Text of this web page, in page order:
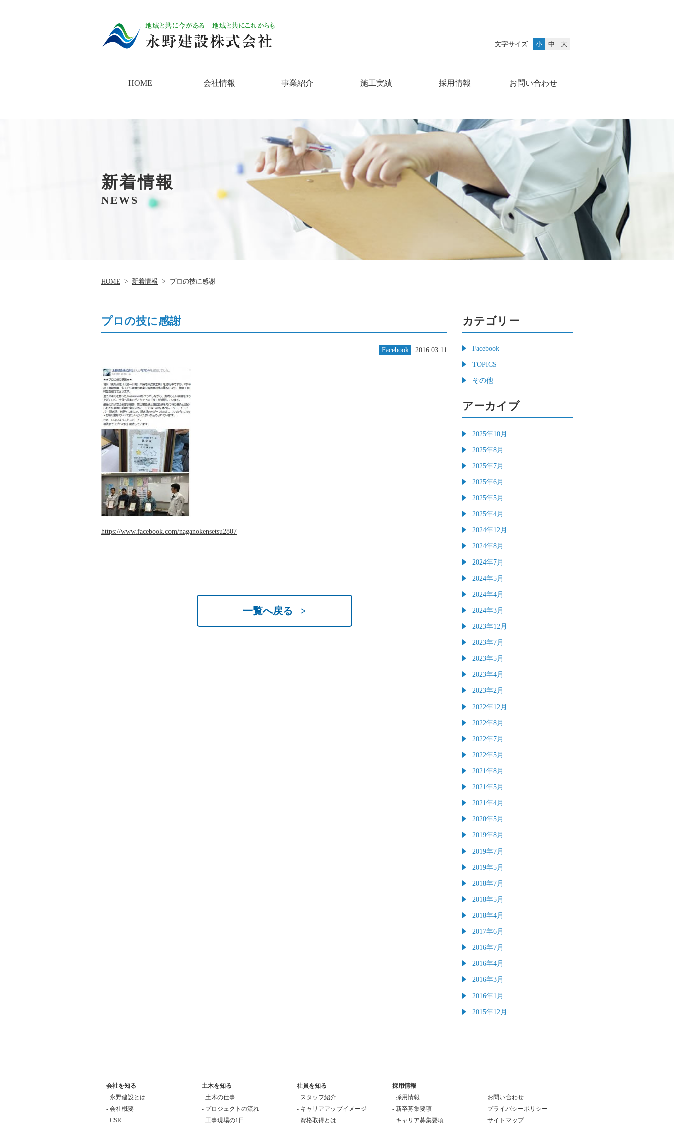
文字サイズ 小 中 大
HOME 会社情報 事業紹介 施工実績 採用情報 お問い合わせ
新着情報
NEWS
HOME > 新着情報 > プロの技に感謝
プロの技に感謝
Facebook 2016.03.11
https://www.facebook.com/naganokensetsu2807
一覧へ戻る >
カテゴリー
Facebook
TOPICS
その他
アーカイブ
2025年10月
2025年8月
2025年7月
2025年6月
2025年5月
2025年4月
2024年12月
2024年8月
2024年7月
2024年5月
2024年4月
2024年3月
2023年12月
2023年7月
2023年5月
2023年4月
2023年2月
2022年12月
2022年8月
2022年7月
2022年5月
2021年8月
2021年5月
2021年4月
2020年5月
2019年8月
2019年7月
2019年5月
2018年7月
2018年5月
2018年4月
2017年6月
2016年7月
2016年4月
2016年3月
2016年1月
2015年12月
会社を知る
- 永野建設とは
- 会社概要
- CSR
土木を知る
- 土木の仕事
- プロジェクトの流れ
- 工事現場の1日
社員を知る
- スタッフ紹介
- キャリアアップイメージ
- 資格取得とは
採用情報
- 採用情報
- 新卒募集要項
- キャリア募集要項
お問い合わせ
プライバシーポリシー
サイトマップ